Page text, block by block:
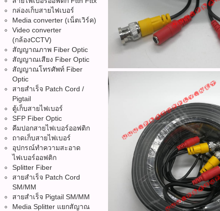
กล่องเก็บสายไฟเบอร์
Media converter (เน็ตเวิร์ค)
Video converter
(กล้องCCTV)
สัญญาณภาพ Fiber Optic
สัญญาณเสียง Fiber Optic
สัญญาณโทรศัพท์ Fiber
Optic
สายสำเร็จ Patch Cord /
Pigtail
ตู้เก็บสายไฟเบอร์
SFP Fiber Optic
คีมปอกสายไฟเบอร์ออฟติก
ถาดเก็บสายไฟเบอร์
อุปกรณ์ทำความสะอาด
ไฟเบอร์ออฟติก
Splitter Fiber
สายสำเร็จ Patch Cord
SM/MM
สายสำเร็จ Pigtail SM/MM
Media Splitter แยกสัญาณ